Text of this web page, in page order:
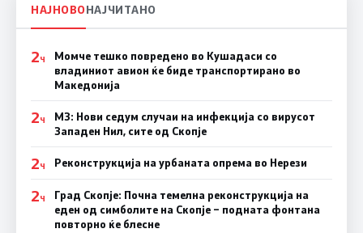
НАЈНОВОНАЈЧИТАНО
2Ч
Момче тешко повредено во Кушадаси со
владиниот авион ќе биде транспортирано во
Македонија
2Ч
МЗ: Нови седум случаи на инфекција со вирусот
Западен Нил, сите од Скопје
2Ч Реконструкција на урбаната опрема во Нерези
2Ч
Град Скопје: Почна темелна реконструкција на
еден од симболите на Скопје – подната фонтана
повторно ќе блесне